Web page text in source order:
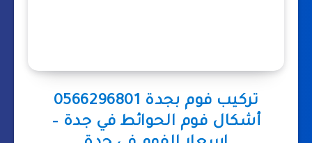
تركيب فوم بجدة 0566296801
أشكال فوم الحوائط في جدة –